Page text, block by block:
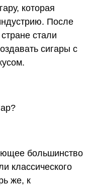
которая
После
стали
сигары с
большинство
классического
же, к